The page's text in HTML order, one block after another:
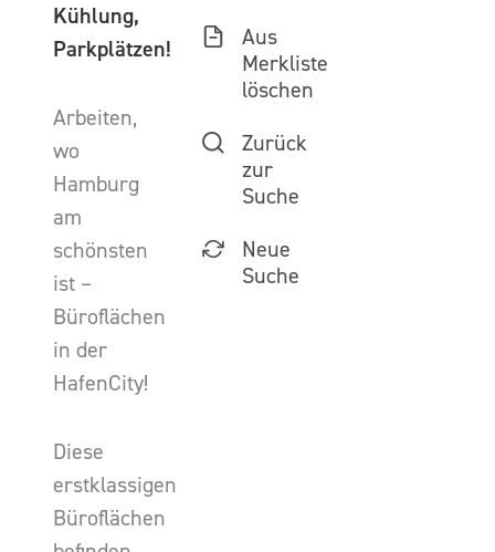
Kühlung,
Parkplätzen!
Arbeiten,
wo
Hamburg
am
schönsten
ist –
Büroflächen
in der
HafenCity!
Diese
erstklassigen
Büroflächen
Aus
Merkliste
löschen
Zurück
zur
Suche
Neue
Suche